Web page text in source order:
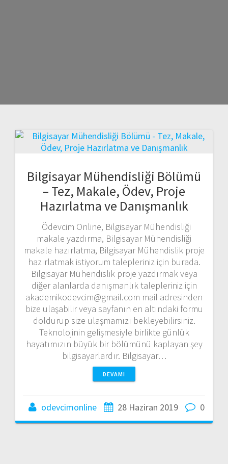
Bilgisayar Mühendisliği Bölümü
– Tez, Makale, Ödev, Proje
Hazırlatma ve Danışmanlık
Ödevcim Online, Bilgisayar Mühendisliği
makale yazdırma, Bilgisayar Mühendisliği
makale hazırlatma, Bilgisayar Mühendislik proje
hazırlatmak istiyorum talepleriniz için burada.
Bilgisayar Mühendislik proje yazdırmak veya
diğer alanlarda danışmanlık talepleriniz için
akademikodevcim@gmail.com mail adresinden
bize ulaşabilir veya sayfanın en altındaki formu
doldurup size ulaşmamızı bekleyebilirsiniz.
Teknolojinin gelişmesiyle birlikte günlük
hayatımızın büyük bir bölümünü kaplayan şey
bilgisayarlardır. Bilgisayar…
DEVAMI
odevcimonline 28 Haziran 2019 0